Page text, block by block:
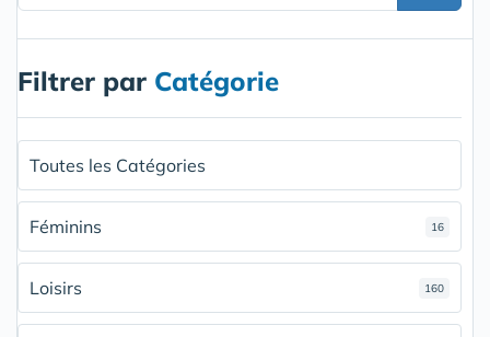
Filtrer par Catégorie
Toutes les Catégories
Féminins 16
Loisirs 160